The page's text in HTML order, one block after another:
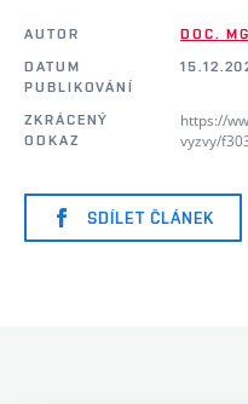
AUTOR
DOC.
DATUM
PUBLIKOVÁNÍ
ZKRÁCENÝ
ODKAZ
https://
vyzvy/
SDÍLET ČLÁNEK